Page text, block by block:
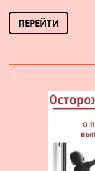
ПЕРЕЙТИ